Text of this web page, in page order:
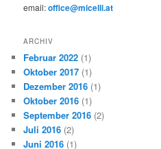
email:office@micelli.at
ARCHIV
Februar 2022 (1)
Oktober 2017 (1)
Dezember 2016 (1)
Oktober 2016 (1)
September 2016 (2)
Juli 2016 (2)
Juni 2016 (1)